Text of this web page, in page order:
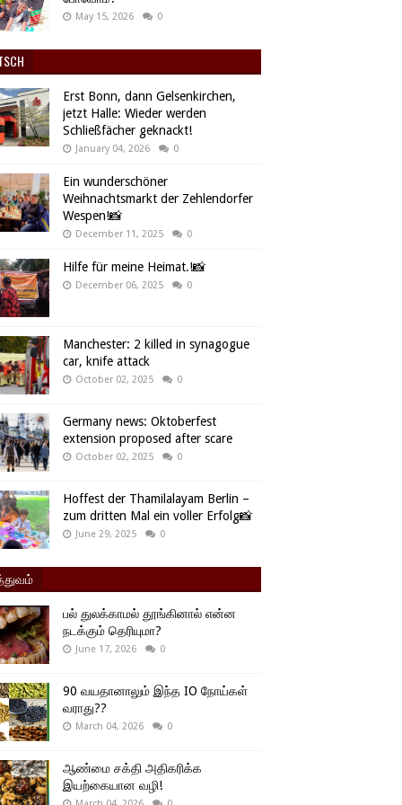
May 15, 2026 0
Erst Bonn, dann Gelsenkirchen,
jetzt Halle: Wieder werden
Schließfächer geknackt!
January 04, 2026 0
Ein wunderschöner
Weihnachtsmarkt der Zehlendorfer
Wespen!📸
December 11, 2025 0
Hilfe für meine Heimat.!📸
December 06, 2025 0
Manchester: 2 killed in synagogue
car, knife attack
October 02, 2025 0
Germany news: Oktoberfest
extension proposed after scare
October 02, 2025 0
Hoffest der Thamilalayam Berlin –
zum dritten Mal ein voller Erfolg📸
June 29, 2025 0
பல் துலக்காமல் தூங்கினால் என்ன
நடக்கும் தெரியுமா?
June 17, 2026 0
90 வயதானாலும் இந்த IO நோய்கள்
வராது??
March 04, 2026 0
ஆண்மை சக்தி அதிகரிக்க
இயற்கையான வழி!